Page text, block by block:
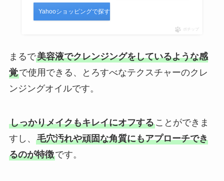
Yahooショッピングで探す
ポチップ
まるで美容液でクレンジングをしているような感
覚で使用できる、とろすべなテクスチャーのクレ
ンジングオイルです。
しっかりメイクもキレイにオフすることができま
すし、 毛穴汚れや頑固な角質にもアプローチでき
るのが特徴です。